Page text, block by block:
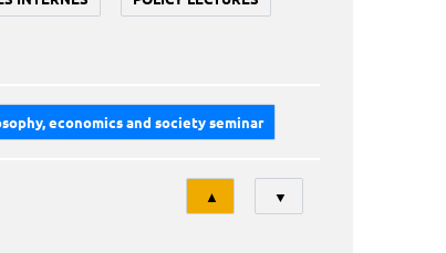
economics and society seminar
Tri
▲ ▼